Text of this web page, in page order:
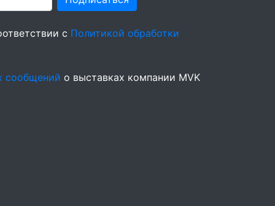
с Политикой обработки
сообщений о выставках компании MVK